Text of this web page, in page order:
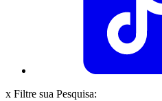
x Filtre sua Pesquisa: